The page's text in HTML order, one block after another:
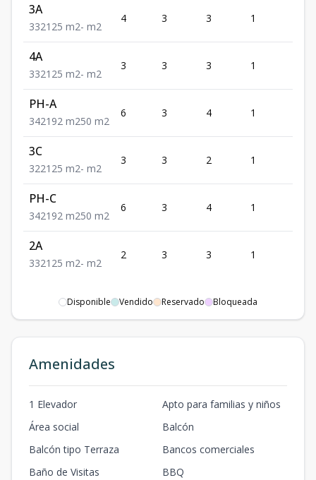
3A
332125 m2- m2
4 3 3 1
4A
332125 m2- m2
3 3 3 1
PH-A
342192 m250 m2
6 3 4 1
3C
322125 m2- m2
3 3 2 1
PH-C
342192 m250 m2
6 3 4 1
2A
332125 m2- m2
2 3 3 1
Disponible Vendido Reservado Bloqueada
Amenidades
1 Elevador
Apto para familias y niños
Área social
Balcón
Balcón tipo Terraza
Bancos comerciales
Baño de Visitas
BBQ